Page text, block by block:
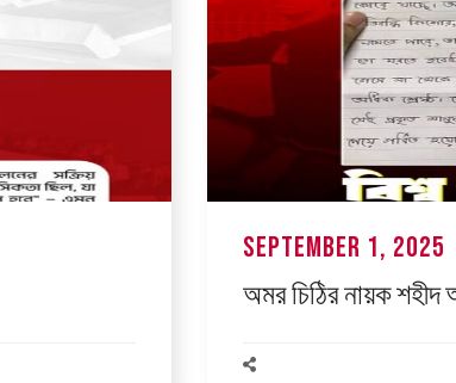
September 1, 2025
অমর চিঠির নায়ক শহীদ